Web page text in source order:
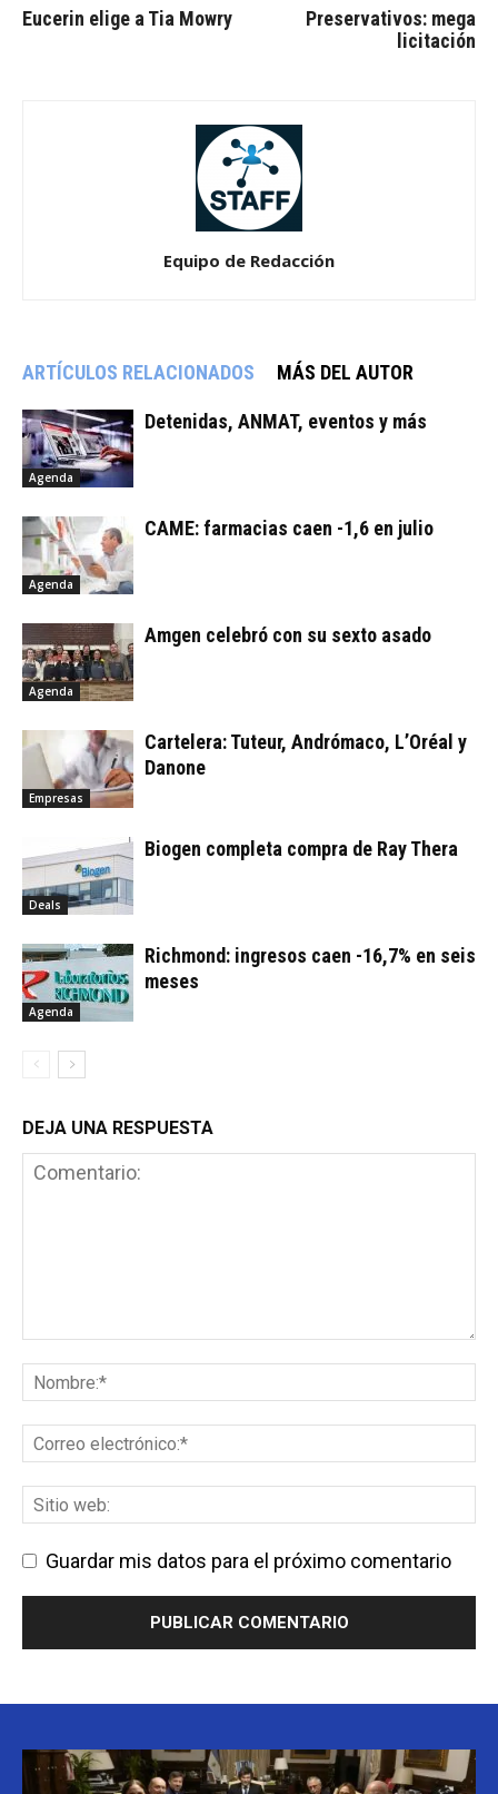
Eucerin elige a Tia Mowry
Preservativos: mega
licitación
Equipo de Redacción
ARTÍCULOS RELACIONADOS MÁS DEL AUTOR
Agenda
Detenidas, ANMAT, eventos y más
Agenda
CAME: farmacias caen -1,6 en julio
Agenda
Amgen celebró con su sexto asado
Empresas
Cartelera: Tuteur, Andrómaco, L’Oréal y
Danone
Deals
Biogen completa compra de Ray Thera
Agenda
Richmond: ingresos caen -16,7% en seis
meses
DEJA UNA RESPUESTA
Guardar mis datos para el próximo comentario